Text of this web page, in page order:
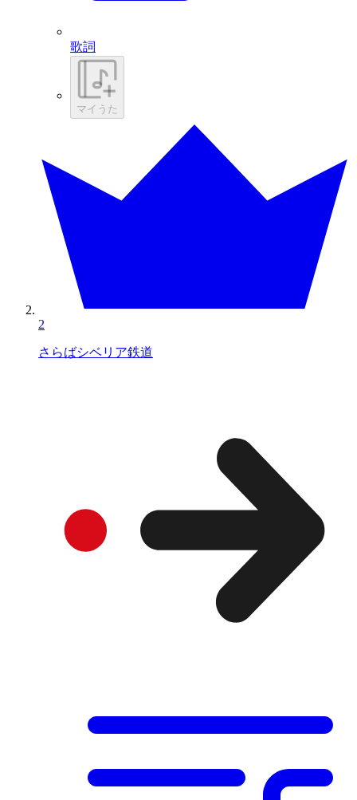
歌詞
マイうた
2
さらばシベリア鉄道